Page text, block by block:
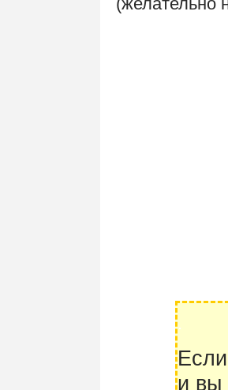
.
и вы